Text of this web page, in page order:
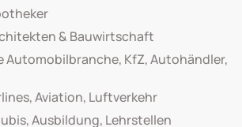
& Bauwirtschaft
Automobilbranche, KfZ, Autohändler,
Aviation, Luftverkehr
Ausbildung, Lehrstellen